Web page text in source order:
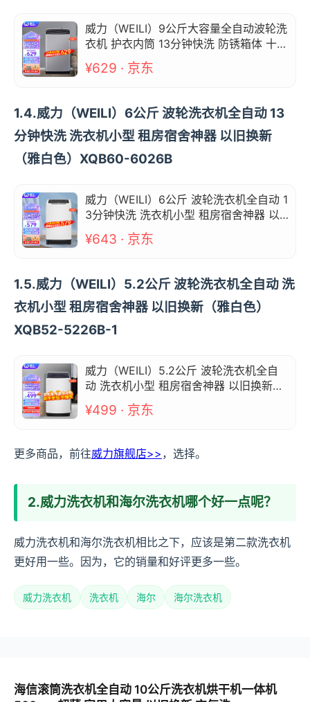
威力（WEILI）9公斤大容量全自动波轮洗
衣机 护衣内筒 13分钟快洗 防锈箱体 十档
水位 以旧换新 XQB90-2399
¥629 · 京东
1.4.威力（WEILI）6公斤 波轮洗衣机全自动 13
分钟快洗 洗衣机小型 租房宿舍神器 以旧换新
（雅白色）XQB60-6026B
威力（WEILI）6公斤 波轮洗衣机全自动 1
3分钟快洗 洗衣机小型 租房宿舍神器 以
旧换新（雅白色）XQB60-6026B
¥643 · 京东
1.5.威力（WEILI）5.2公斤 波轮洗衣机全自动 洗
衣机小型 租房宿舍神器 以旧换新（雅白色）
XQB52-5226B-1
威力（WEILI）5.2公斤 波轮洗衣机全自
动 洗衣机小型 租房宿舍神器 以旧换新
（雅白色）XQB52-5226B-1
¥499 · 京东
更多商品，前往威力旗舰店>> ，选择。
2.威力洗衣机和海尔洗衣机哪个好一点呢？
威力洗衣机和海尔洗衣机相比之下，应该是第二款洗衣机
更好用一些。因为，它的销量和好评更多一些。
威力洗衣机 洗衣机 海尔 海尔洗衣机
海信滚筒洗衣机全自动 10公斤洗衣机烘干机一体机